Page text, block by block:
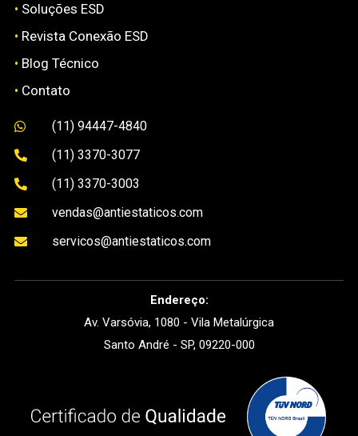
• Soluções ESD
• Revista Conexão ESD
• Blog Técnico
• Contato
 (11) 94447-4840
 (11) 3370-3077
 (11) 3370-3003
 vendas@antiestaticos.com
 servicos@antiestaticos.com
Endereço:
Av. Varsóvia, 1080 - Vila Metalúrgica
Santo André - SP, 09220-000